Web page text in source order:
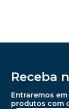
Receba
Entraremos
produtos com